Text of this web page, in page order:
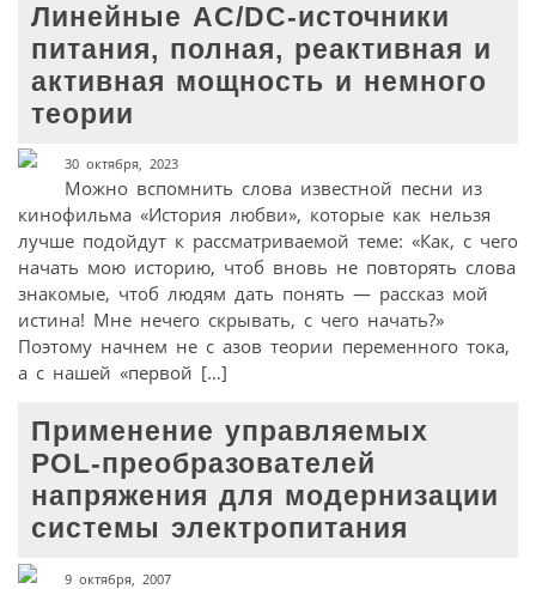
Линейные AC/DC-источники
питания, полная, реактивная и
активная мощность и немного
теории
30 октября, 2023
Можно вспомнить слова известной песни из
кинофильма «История любви», которые как нельзя
лучше подойдут к рассматриваемой теме: «Как, с чего
начать мою историю, чтоб вновь не повторять слова
знакомые, чтоб людям дать понять — рассказ мой
истина! Мне нечего скрывать, с чего начать?»
Поэтому начнем не с азов теории переменного тока,
а с нашей «первой […]
Применение управляемых
POL-преобразователей
напряжения для модернизации
системы электропитания
9 октября, 2007